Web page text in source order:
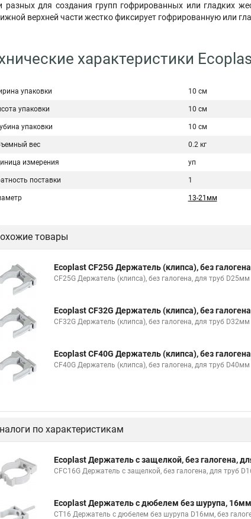
разных для создания групп гофрированных или гладких
верхней части жестко фиксирует гофрированную или
характеристики
упаковки 10 см
упаковки 10 см
упаковки 10 см
вес 0.2 кг
измерения уп
поставки 1
13-21мм
товары
Ecoplast CF25G Держатель (клипса), без
CF25G Держатель (клипса), без галогена, для труб D25мм
Ecoplast CF32G Держатель (клипса), без
CF32G Держатель (клипса), без галогена, для труб D32мм
Ecoplast CF40G Держатель (клипса), без
CF40G Держатель (клипса), без галогена, для труб D40мм
по характеристикам
Ecoplast Держатель с защелкой, без галогена,
CFC16G Держатель с защелкой, без галогена, для труб
Ecoplast Держатель с дюбелем без шурупа,
СT16 Держатель с дюбелем без шурупа D16мм, без